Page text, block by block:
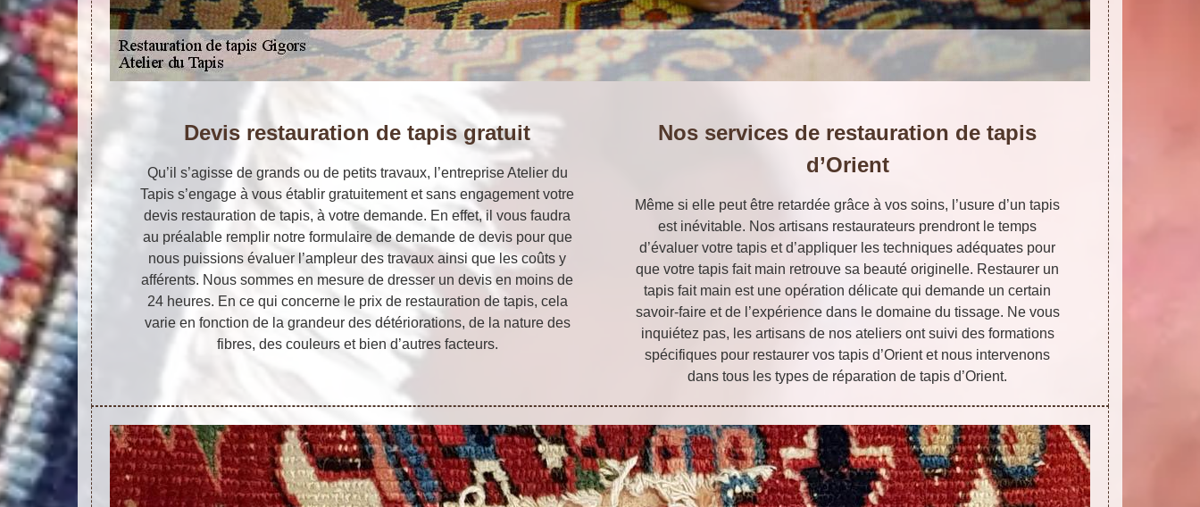
Devis restauration de tapis gratuit
Qu’il s’agisse de grands ou de petits travaux, l’entreprise Atelier du
Tapis s’engage à vous établir gratuitement et sans engagement votre
devis restauration de tapis, à votre demande. En effet, il vous faudra
au préalable remplir notre formulaire de demande de devis pour que
nous puissions évaluer l’ampleur des travaux ainsi que les coûts y
afférents. Nous sommes en mesure de dresser un devis en moins de
24 heures. En ce qui concerne le prix de restauration de tapis, cela
varie en fonction de la grandeur des détériorations, de la nature des
fibres, des couleurs et bien d’autres facteurs.
Nos services de restauration de tapis
d’Orient
Même si elle peut être retardée grâce à vos soins, l’usure d’un tapis
est inévitable. Nos artisans restaurateurs prendront le temps
d’évaluer votre tapis et d’appliquer les techniques adéquates pour
que votre tapis fait main retrouve sa beauté originelle. Restaurer un
tapis fait main est une opération délicate qui demande un certain
savoir-faire et de l’expérience dans le domaine du tissage. Ne vous
inquiétez pas, les artisans de nos ateliers ont suivi des formations
spécifiques pour restaurer vos tapis d’Orient et nous intervenons
dans tous les types de réparation de tapis d’Orient.